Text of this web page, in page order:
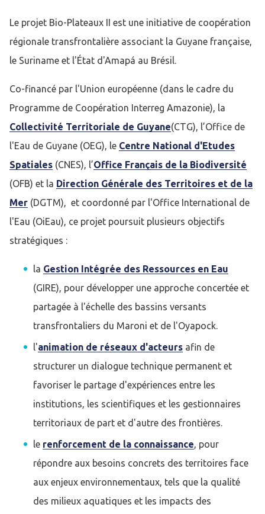
Le projet Bio-Plateaux II est une initiative de coopération
régionale transfrontalière associant la Guyane française,
le Suriname et l'État d'Amapá au Brésil.
Co-financé par l'Union européenne (dans le cadre du
Programme de Coopération Interreg Amazonie), la
Collectivité Territoriale de Guyane(CTG), l’Office de
l'Eau de Guyane (OEG), le Centre National d'Etudes
Spatiales (CNES), l’Office Français de la Biodiversité
(OFB) et la Direction Générale des Territoires et de la
Mer (DGTM), et coordonné par l'Office International de
l'Eau (OiEau), ce projet poursuit plusieurs objectifs
stratégiques :
la Gestion Intégrée des Ressources en Eau
(GIRE), pour développer une approche concertée et
partagée à l'échelle des bassins versants
transfrontaliers du Maroni et de l'Oyapock.
l'animation de réseaux d'acteurs afin de
structurer un dialogue technique permanent et
favoriser le partage d'expériences entre les
institutions, les scientifiques et les gestionnaires
territoriaux de part et d'autre des frontières.
le renforcement de la connaissance, pour
répondre aux besoins concrets des territoires face
aux enjeux environnementaux, tels que la qualité
des milieux aquatiques et les impacts des